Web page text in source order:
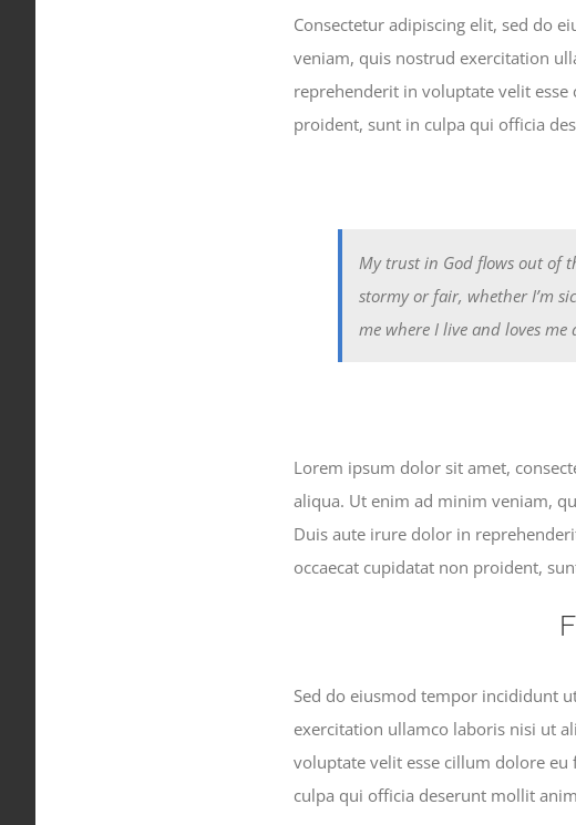
Consectetur adipiscing elit, sed do
veniam, quis nostrud exercitation
reprehenderit in voluptate velit
proident, sunt in culpa qui officia
My trust in God flows out of
stormy or fair, whether I’m
me where I live and loves me
Lorem ipsum dolor sit amet,
aliqua. Ut enim ad minim veniam,
Duis aute irure dolor in
occaecat cupidatat non proident,
Sed do eiusmod tempor incididunt
exercitation ullamco laboris nisi ut
voluptate velit esse cillum dolore
culpa qui officia deserunt mollit